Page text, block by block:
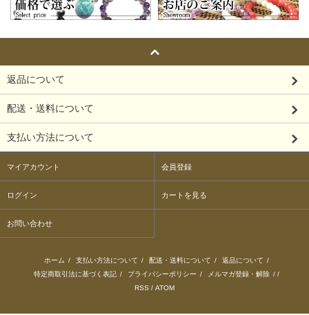
返品について
配送・送料について
支払い方法について
マイアカウント 会員登録
ログイン カートを見る
お問い合わせ
ホーム / 支払い方法について / 配送・送料について / 返品について /
特定商取引法に基づく表記 / プライバシーポリシー / メルマガ登録・解除 / /
RSS / ATOM